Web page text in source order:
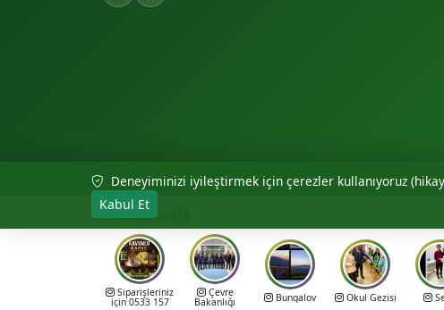
© 2026 Akıncılar Belediyesi — Tüm hakları saklıdır.
Deneyiminizi iyileştirmek için çerezler kullanıyoruz
Kabul Et
Hikayeler
Siparişleriniz
için 0533 157
Çevre
Bakanlığı Bungalov Okul Gezisi